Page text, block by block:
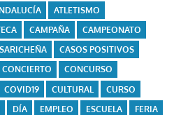
ATLETISMO
CAMPAÑA
CAMPEONATO
CASOS POSITIVOS
CONCIERTO
CONCURSO
COVID19 CULTURAL
CURSO
DÍA EMPLEO ESCUELA FERIA